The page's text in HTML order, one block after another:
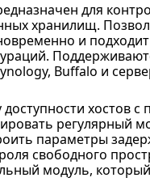
для
хранилищ.
и
Buffalo и
хостов
регулярный
параметры
свободного
модуль,